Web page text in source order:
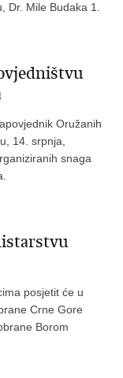
Dr. Mile Budaka 1.
Oružanih
14. srpnja,
snaga
posjetit će u
Crne Gore
Borom